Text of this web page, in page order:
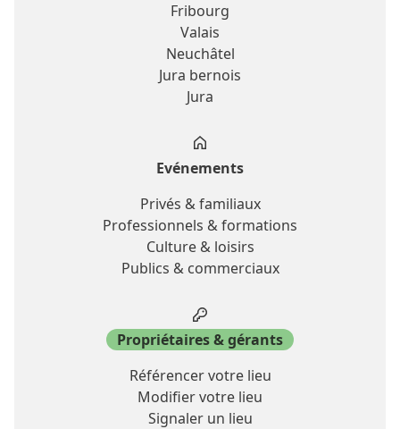
Fribourg
Valais
Neuchâtel
Jura bernois
Jura
Evénements
Privés & familiaux
Professionnels & formations
Culture & loisirs
Publics & commerciaux
Propriétaires & gérants
Référencer votre lieu
Modifier votre lieu
Signaler un lieu